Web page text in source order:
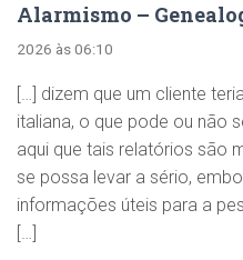
Alarmismo –
2026 às 06:10
[…] dizem que um cliente
italiana, o que pode ou não
aqui que tais relatórios são
se possa levar a sério,
informações úteis para a
[…]